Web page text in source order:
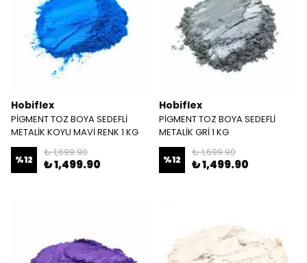
Hobiflex
PİGMENT TOZ BOYA SEDEFLİ
METALİK KOYU MAVİ RENK 1 KG
%12
₺ 1,699.90
₺ 1,499.90
Hobiflex
PİGMENT TOZ BOYA SEDEFLİ
METALİK GRİ 1 KG
%12
₺ 1,699.90
₺ 1,499.90